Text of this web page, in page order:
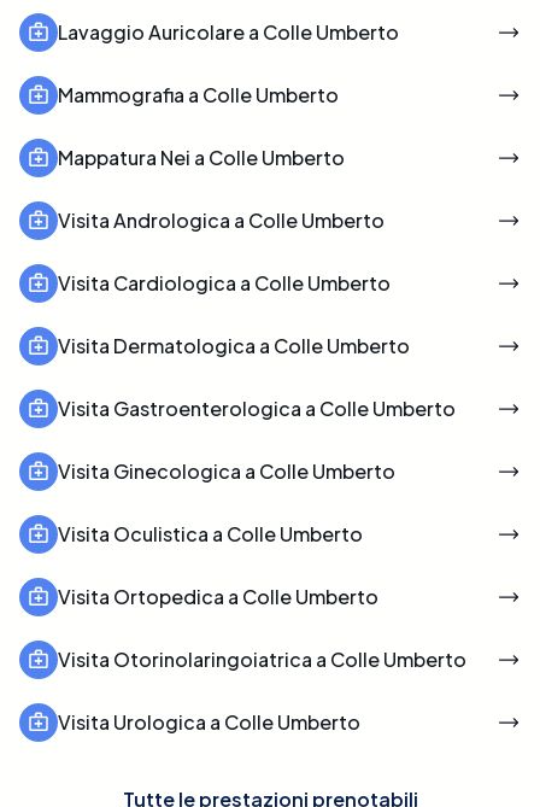
Lavaggio Auricolare a Colle Umberto
Mammografia a Colle Umberto
Mappatura Nei a Colle Umberto
Visita Andrologica a Colle Umberto
Visita Cardiologica a Colle Umberto
Visita Dermatologica a Colle Umberto
Visita Gastroenterologica a Colle Umberto
Visita Ginecologica a Colle Umberto
Visita Oculistica a Colle Umberto
Visita Ortopedica a Colle Umberto
Visita Otorinolaringoiatrica a Colle Umberto
Visita Urologica a Colle Umberto
Tutte le prestazioni prenotabili